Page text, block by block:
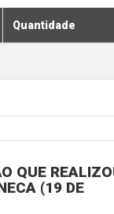
Quantidade
QUE
(19 DE